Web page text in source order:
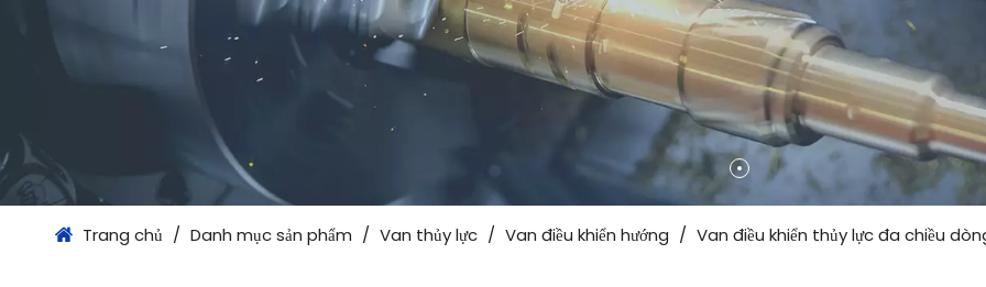
Trang chủ / Danh mục sản phẩm / Van thủy lực / Van điều khiển hướng / Van điều khiển thủy lực đa chiều